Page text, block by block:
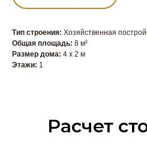
Тип строения: Хозяйственная
Общая площадь: 8 м²
Размер дома: 4 x 2 м
Этажи: 1
Расчет